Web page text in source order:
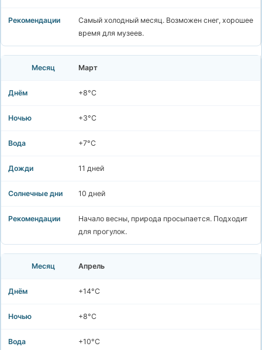
Самый холодный месяц. Возможен снег, хорошее
время для музеев.
Март
+8°C
+3°C
+7°C
11 дней
10 дней
Начало весны, природа просыпается. Подходит
для прогулок.
Апрель
+14°C
+8°C
+10°C